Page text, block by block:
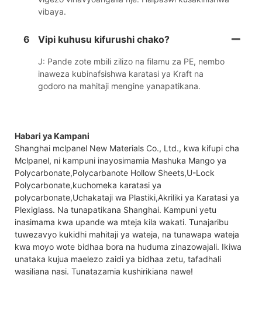
vibaya.
6 Vipi kuhusu kifurushi chako?
J: Pande zote mbili zilizo na filamu za PE, nembo
inaweza kubinafsishwa karatasi ya Kraft na
godoro na mahitaji mengine yanapatikana.
Habari ya Kampani
Shanghai mclpanel New Materials Co., Ltd., kwa kifupi cha
Mclpanel, ni kampuni inayosimamia Mashuka Mango ya
Polycarbonate,Polycarbanote Hollow Sheets,U-Lock
Polycarbonate,kuchomeka karatasi ya
polycarbonate,Uchakataji wa Plastiki,Akriliki ya Karatasi ya
Plexiglass. Na tunapatikana Shanghai. Kampuni yetu
inasimama kwa upande wa mteja kila wakati. Tunajaribu
tuwezavyo kukidhi mahitaji ya wateja, na tunawapa wateja
kwa moyo wote bidhaa bora na huduma zinazowajali. Ikiwa
unataka kujua maelezo zaidi ya bidhaa zetu, tafadhali
wasiliana nasi. Tunatazamia kushirikiana nawe!